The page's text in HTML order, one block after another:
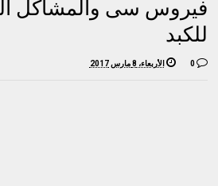
فيروس سى والمشاكل
للكبد
0 الأربعاء، 8 مارس 2017